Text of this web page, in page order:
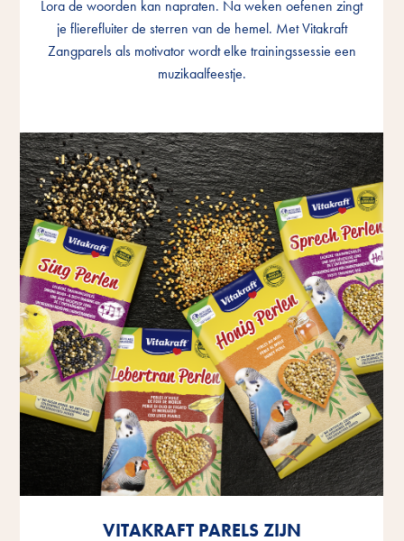
Lora de woorden kan napraten. Na weken oefenen zingt
je flierefluiter de sterren van de hemel. Met Vitakraft
Zangparels als motivator wordt elke trainingssessie een
muzikaalfeestje.
Lora de woorden kan napraten. Na weken oefenen zingt
je flierefluiter de sterren van de hemel. Met Vitakraft
Zangparels als motivator wordt elke trainingssessie een
muzikaalfeestje.
Lora de woorden kan napraten. Na weken oefenen zingt
je flierefluiter de sterren van de hemel. Met Vitakraft
Zangparels als motivator wordt elke trainingssessie een
muzikaalfeestje.
VITAKRAFT PARELS ZIJN
VITAKRAFT PARELS ZIJN
VITAKRAFT PARELS ZIJN